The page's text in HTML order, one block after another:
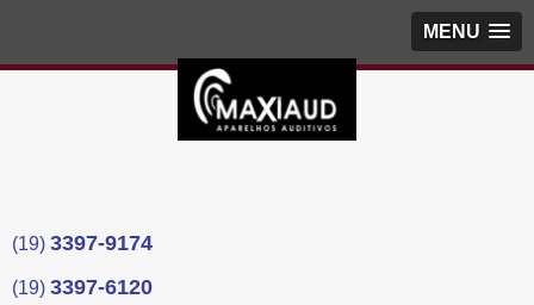
MENU
(19) 3397-9174
(19) 3397-6120